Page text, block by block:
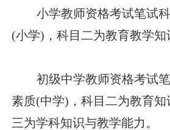
小学教师资格考试笔试
(小学)，科目二为教育教学知
初级中学教师资格考试
素质(中学)，科目二为教育知
三为学科知识与教学能力。